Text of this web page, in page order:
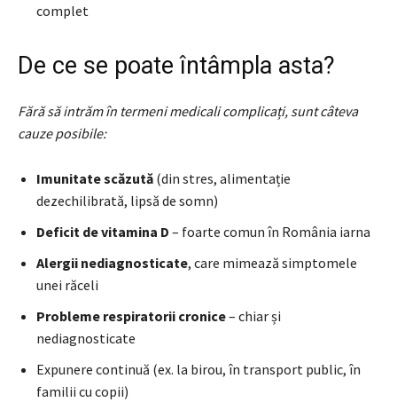
complet
De ce se poate întâmpla asta?
Fără să intrăm în termeni medicali complicați, sunt câteva
cauze posibile:
Imunitate scăzută (din stres, alimentație
dezechilibrată, lipsă de somn)
Deficit de vitamina D – foarte comun în România iarna
Alergii nediagnosticate, care mimează simptomele
unei răceli
Probleme respiratorii cronice– chiar și
nediagnosticate
Expunere continuă (ex. la birou, în transport public, în
familii cu copii)